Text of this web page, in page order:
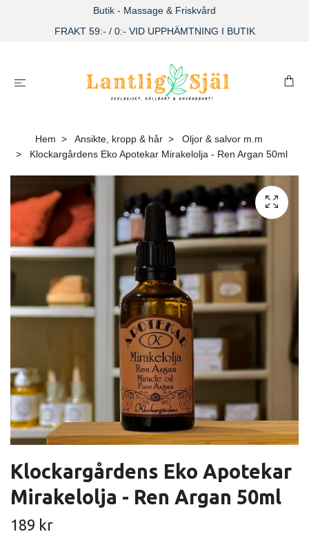
Butik - Massage & Friskvård
FRAKT 59:- / 0:- VID UPPHÄMTNING I BUTIK
Hem Ansikte, kropp & hår
Oljor & salvor m.m
Klockargårdens Eko Apotekar Mirakelolja - Ren Argan 50ml
Klockargårdens Eko Apotekar
Mirakelolja - Ren Argan 50ml
189 kr